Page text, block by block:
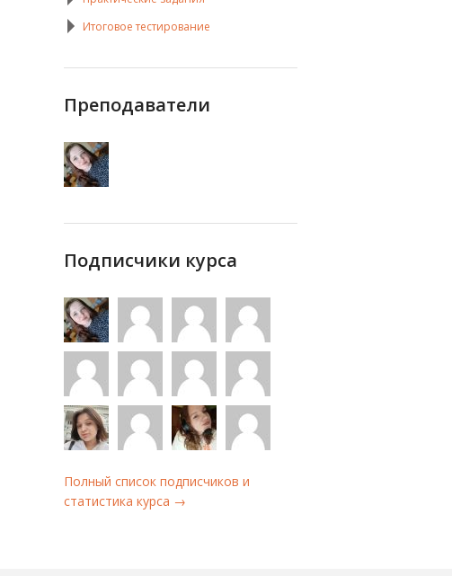
Итоговое тестирование
Преподаватели
Подписчики курса
Полный список подписчиков и
статистика курса →